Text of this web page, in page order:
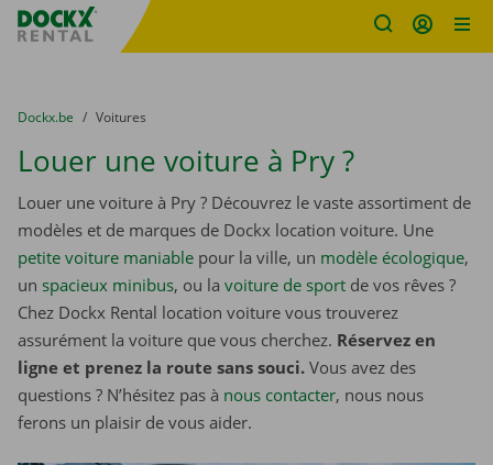
sitename
You are here:
du
Dockx.be to
Voitures
Louer une voiture à Pry ?
Louer une voiture à Pry ? Découvrez le vaste assortiment de
modèles et de marques de Dockx location voiture. Une
petite voiture maniable pour la ville, un modèle écologique,
un spacieux minibus, ou la voiture de sport de vos rêves ?
Chez Dockx Rental location voiture vous trouverez
assurément la voiture que vous cherchez. Réservez en
ligne et prenez la route sans souci. Vous avez des
questions ? N’hésitez pas à nous contacter, nous nous
ferons un plaisir de vous aider.